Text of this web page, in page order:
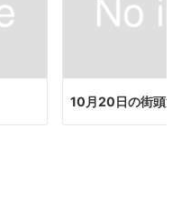
10月20日の街頭演